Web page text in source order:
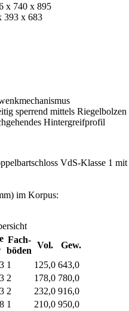
x 740 x 895
393 x 683
sperrend mittels
Hintergreifprofil
VdS-Klasse 1
im Korpus:
Fach-
böden
Vol. Gew.
1 125,0 643,0
2 178,0 780,0
2 232,0 916,0
1 210,0 950,0